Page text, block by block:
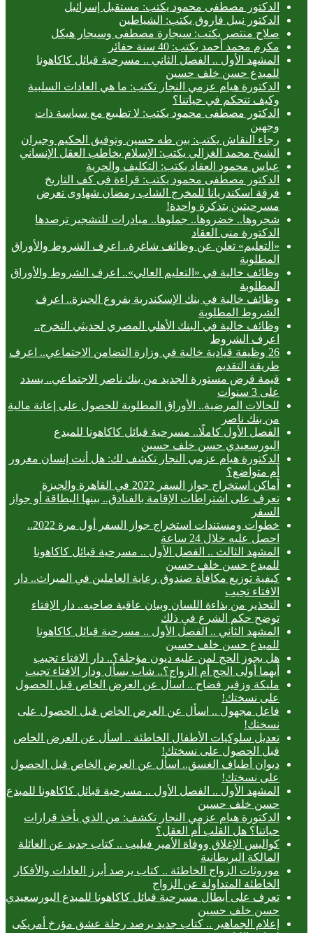
الدكتور مصطفى محمود يكتب: مستقبل إسرائيل
الدكتور نبيل فاروق يكتب: الشياطين
صلاح منتصر يكتب: سيجارة مصطفى وسيجار هيكل
مكرم محمد أحمد يكتب: 40 سنة حفائر
المشهد الأول .. الفصل الثاني .. مسرحية قبائل كاكاهونا
للمبدع حسن خلف حسين
الدكتورة هيام عزمي النجار تكتب: ما هي العادات السلبية
وكيف تتحكم في حياتنا؟
الدكتور مصطفى محمود يكتب: لا تطبيع مع سياسة ذات
وجهين
رجاء النقاش يكتب: بين طه حسين وتوفيق الحكيم وجبران
الشيخ محمد الغزالي يكتب: الإسلام يخاطب العقل الإنساني
عباس محمود العقاد يكتب: التكليف والحرية
الدكتور مصطفى محمود يكتب: قراءة فى كف التاريخ
فرقة اسكندريانا للمخرج الشاب رمضان شهاوى تعرض
مسرحيتين بتذكرة واحدة!
شجروها.. خضروها.. جملوها.. مبادرات للتشجير ترصدها
الدكتورة منى العقاد
«التعليم» تعلن عن وظائف شاغرة.. اعرف الشروط والأوراق
المطلوبة
وظائف خالية في «التعليم العالي».. اعرف الشروط والأوراق
المطلوبة
وظائف خالية في بنك الإسكندرية بفروع الجيزة.. اعرف
الشروط المطلوبة
وظائف خالية في البنك الأهلي المصري لحديثي التخرج..
اعرف الشروط
26 وظيفة قيادية خالية في وزارة التضامن الاجتماعي.. اعرف
طريقة التقديم
قيمة قرض مستورة الجديد من بنك ناصر الاجتماعي.. يسدد
على 3 سنوات
للحالات المرضية.. الأوراق المطلوبة للحصول على إعانة مالية
من بنك ناصر
الفصل الأول كاملًا.. مسرحية قبائل كاكاهونا للمبدع
البورسعيدي حسن خلف حسين
الدكتورة هيام عزمي النجار تكشف لك: هل أنت إنسان مغرور
أم متواضع؟
أماكن استخراج جواز السفر 2022 في القاهرة والجيزة
تعرف على اشتراطات الإقامة بالفنادق.. بينها البطاقة أو جواز
السفر
خطوات ومستندات استخراج جواز السفر أول مرة 2022..
احصل عليه خلال 24 ساعة
المشهد الثالث .. الفصل الأول .. مسرحية قبائل كاكاهونا
للمبدع حسن خلف حسين
كيفية توزيع مكافأة صندوق رعاية العاملين في الميراث.. دار
الافتاء تجيب
التحذير من بذاءة اللسان وبيان عاقبة صاحبه.. دار الإفتاء
توضح حكم الشرع في ذلك
المشهد الثاني .. الفصل الأول .. مسرحية قبائل كاكاهونا
للمبدع حسن خلف حسين
هل يجوز الحج لمن عليه ديون مؤجلة؟.. دار الافتاء تجيب
أيهما أولى الحج أم الزواج؟.. شاب يسأل ودار الافتاء تجيب
مليكة وزفير فضاح .. اسأل عن العرض الخاص قبل الحصول
على نسختك!
فاعل مجهول .. اسأل عن العرض الخاص قبل الحصول على
نسختك!
تعديل سلوكيات الأطفال الخاطئة .. اسأل عن العرض الخاص
قبل الحصول على نسختك!
ديوان أطياف الغسق.. اسأل عن العرض الخاص قبل الحصول
على نسختك!
المشهد الأول .. الفصل الأول .. مسرحية قبائل كاكاهونا للمبدع
حسن خلف حسين
الدكتورة هيام عزمي النجار تكشف: من الذي يأخذ قرارات
حياتنا؟ هل القلب أم العقل؟
كواليس الإغلاق ووفاة الأمير فيليب .. كتاب جديد عن العائلة
المالكة البريطانية
موروثات الزواج الخاطئة .. كتاب يرصد أبرز العادات والأفكار
الخاطئة المتداولة عن الزواج
تعرف على أبطال مسرحية قبائل كاكاهونا للمبدع البورسعيدي
حسن خلف حسين
إعلام الجماهير .. كتاب جديد يرصد رحلة عشق مؤرخ أمريكى